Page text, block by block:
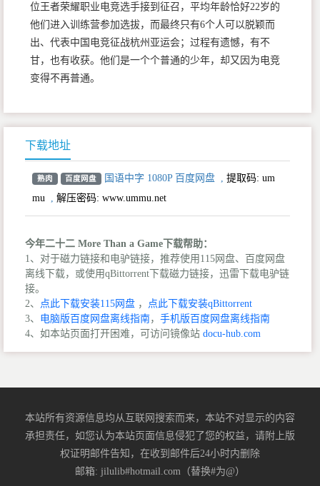
位王者荣耀职业电竞选手接到征召，平均年龄恰好22岁的
他们进入训练营参加选拔，而最终只有6个人可以脱颖而
出、代表中国电竞征战杭州亚运会；过程有遗憾，有不
甘，也有收获。他们是一个个普通的少年，却又因为电竞
变得不再普通。
下载地址
熟肉 百度网盘 国语中字 1080P 百度网盘 提取码:um
mu
解压密码: www.ummu.net
今年二十二 More Than a Game下载帮助：
1、对于磁力链接和电驴链接，推荐使用115网盘、百度网盘
离线下载，或使用qBittorrent下载磁力链接，迅雷下载电驴链
接。
2、
点此下载安装115网盘 ，
点此下载安装qBittorrent
3、 电脑版百度网盘离线指南， 手机版百度网盘离线指南
4、如本站页面打开困难，可访问镜像站 docu-hub.com
本站所有资源信息均从互联网搜索而来，本站不对显示的内容
承担责任，如您认为本站页面信息侵犯了您的权益，请附上版
权证明邮件告知，在收到邮件后24小时内删除
邮箱: jilulib#hotmail.com（替换#为@）